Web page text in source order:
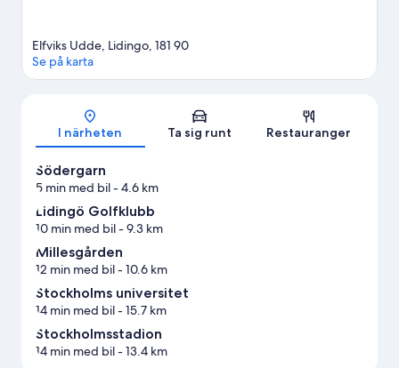
Karta
Elfviks Udde, Lidingo, 181 90
Se på karta
I närheten Ta sig runt Restauranger
Södergarn
5 min med bil- 4.6 km
Lidingö Golfklubb
10 min med bil- 9.3 km
Millesgården
12 min med bil- 10.6 km
Stockholms universitet
14 min med bil- 15.7 km
Stockholmsstadion
14 min med bil- 13.4 km